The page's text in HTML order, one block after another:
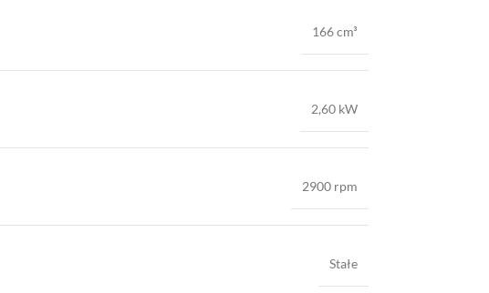
166 cm³
2,60 kW
2900 rpm
Stałe